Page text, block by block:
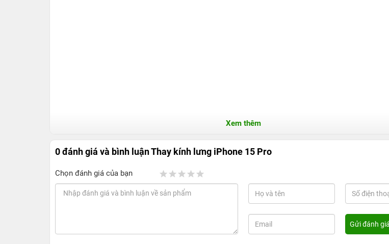
Xem thêm
0 đánh giá và bình luậnThay kính lưng iPhone 15 Pro
Chọn đánh giá của bạn